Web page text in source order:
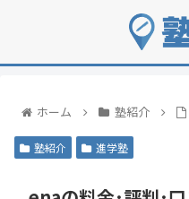
ホーム 塾紹介
塾紹介 進学塾